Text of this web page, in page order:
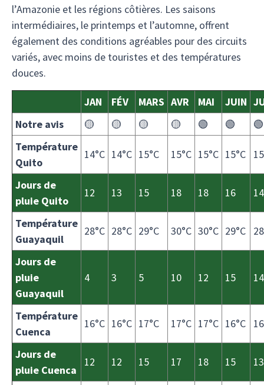
l’Amazonie et les régions côtières. Les saisons
intermédiaires, le printemps et l’automne, offrent
également des conditions agréables pour des circuits
variés, avec moins de touristes et des températures
douces.
JAN FÉV MARS AVR MAI JUIN
Notre avis
🟡 🟡 🟡 🟡 🟢 🟢
🟢
Température
Quito
14°C 14°C 15°C 15°C 15°C 15°C
Jours de
pluie Quito
12 13 15 18 18 16 14
Température
Guayaquil
28°C 28°C 29°C 30°C 30°C 29°C
Jours de
pluie
Guayaquil
4 3 5 10 12 15 14
Température
Cuenca
16°C 16°C 17°C 17°C 17°C 16°C
Jours de
pluie Cuenca
12 12 15 17 18 15 13